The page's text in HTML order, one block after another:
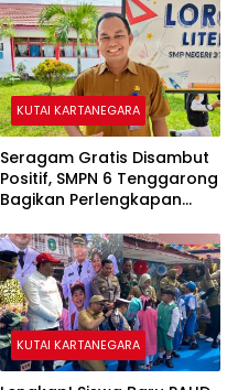
KUTAI KARTANEGARA
Seragam Gratis Disambut
Positif, SMPN 6 Tenggarong
Bagikan Perlengkapan
KUTAI KARTANEGARA